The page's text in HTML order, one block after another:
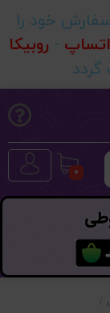
خود را
- روبیکا
گردد
0